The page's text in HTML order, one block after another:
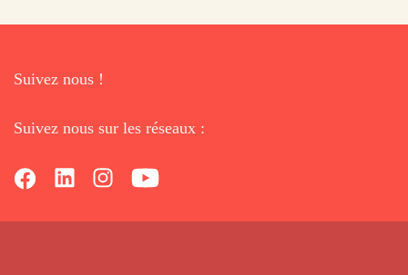
Suivez nous !
Suivez nous sur les réseaux :